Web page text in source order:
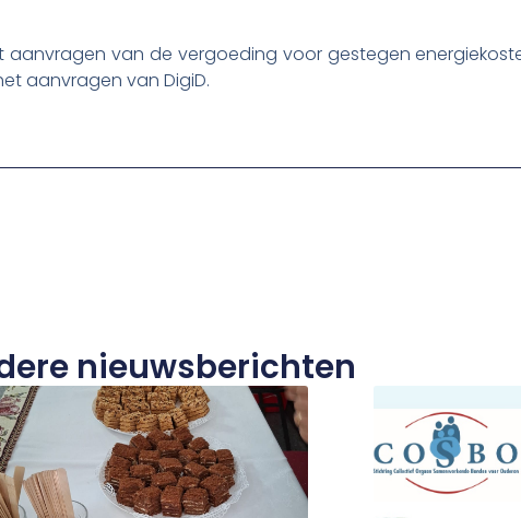
aanvragen van de vergoeding voor gestegen
aanvragen van DigiD.
nieuwsberichten